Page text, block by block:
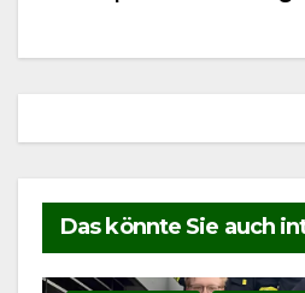
Das könnte Sie auch